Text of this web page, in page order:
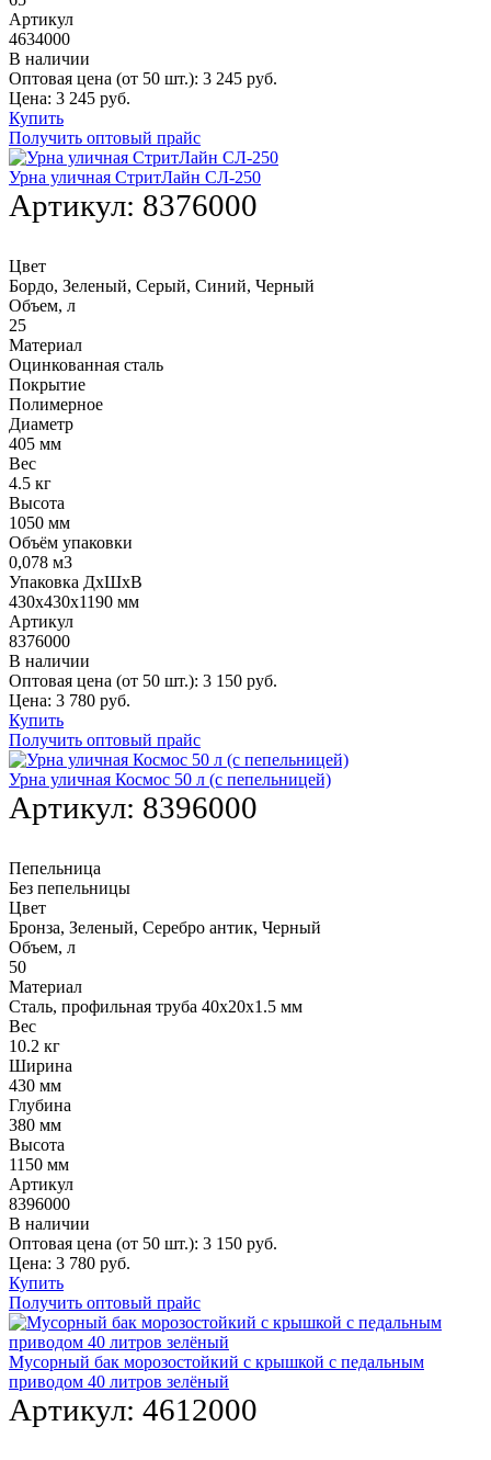
Артикул
4634000
В наличии
Оптовая цена (от 50 шт.): 3 245 руб.
Цена: 3 245 руб.
Купить
Получить оптовый прайс
Урна уличная СтритЛайн СЛ-250
Артикул: 8376000
Цвет
Бордо, Зеленый, Серый, Синий, Черный
Объем, л
25
Материал
Оцинкованная сталь
Покрытие
Полимерное
Диаметр
405 мм
Вес
4.5 кг
Высота
1050 мм
Объём упаковки
0,078 м3
Упаковка ДхШхВ
430х430х1190 мм
Артикул
8376000
В наличии
Оптовая цена (от 50 шт.): 3 150 руб.
Цена: 3 780 руб.
Купить
Получить оптовый прайс
Урна уличная Космос 50 л (с пепельницей)
Артикул: 8396000
Пепельница
Без пепельницы
Цвет
Бронза, Зеленый, Серебро антик, Черный
Объем, л
50
Материал
Сталь, профильная труба 40х20х1.5 мм
Вес
10.2 кг
Ширина
430 мм
Глубина
380 мм
Высота
1150 мм
Артикул
8396000
В наличии
Оптовая цена (от 50 шт.): 3 150 руб.
Цена: 3 780 руб.
Купить
Получить оптовый прайс
Мусорный бак морозостойкий с крышкой с педальным
приводом 40 литров зелёный
Артикул: 4612000